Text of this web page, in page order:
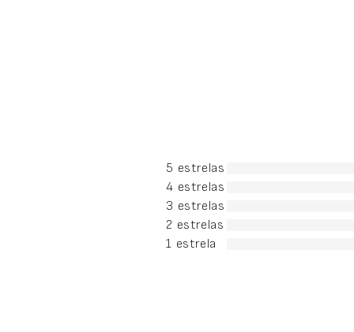
5 estrelas
4 estrelas
3 estrelas
2 estrelas
1 estrela